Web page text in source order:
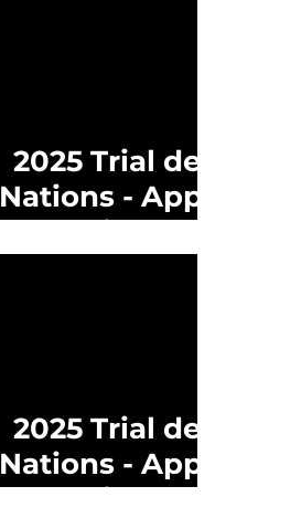
2025 Trial des
Nations - Appel
à candidatures
2025 Trial des
Nations - Appel
à candidatures